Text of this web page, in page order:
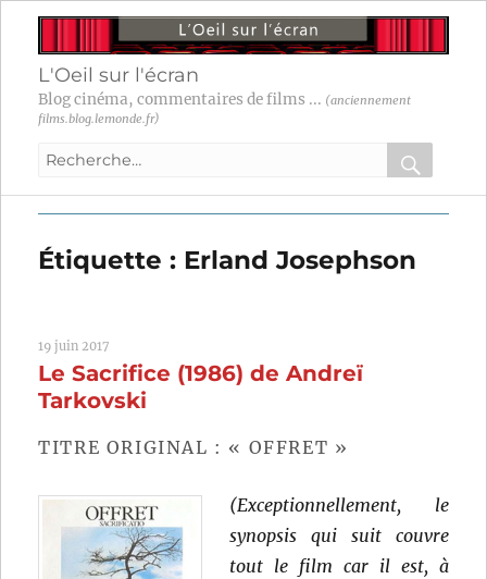
L'Oeil sur l'écran
Blog cinéma, commentaires de films ... (anciennement
films.blog.lemonde.fr)
Recherche
:
OK
Étiquette : Erland Josephson
19 juin 2017
Le Sacrifice (1986) de Andreï
Tarkovski
TITRE ORIGINAL : « OFFRET »
(Exceptionnellement, le
synopsis qui suit couvre
tout le film car il est, à